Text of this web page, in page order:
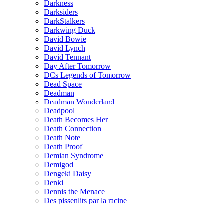
Darkness
Darksiders
DarkStalkers
Darkwing Duck
David Bowie
David Lynch
David Tennant
Day After Tomorrow
DCs Legends of Tomorrow
Dead Space
Deadman
Deadman Wonderland
Deadpool
Death Becomes Her
Death Connection
Death Note
Death Proof
Demian Syndrome
Demigod
Dengeki Daisy
Denki
Dennis the Menace
Des pissenlits par la racine